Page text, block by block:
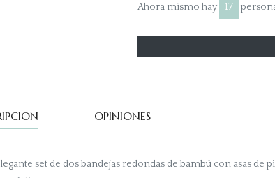
Ahora mismo hay 17
OPINIONES
set de dos bandejas redondas de bambú con asas de